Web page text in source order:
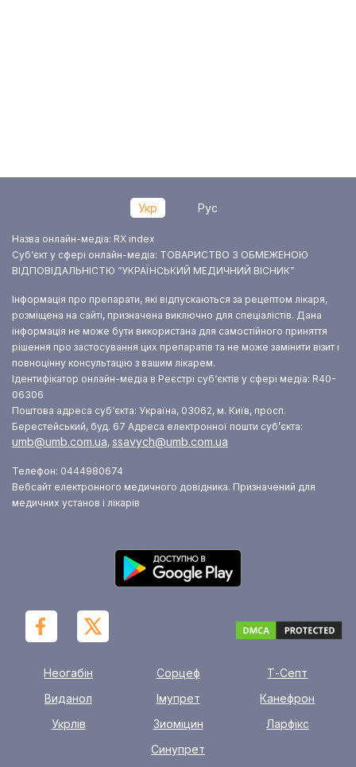
Укр Рус
Назва онлайн-медіа: RX index
Суб‘єкт у сфері онлайн-медіа: ТОВАРИСТВО З ОБМЕЖЕНОЮ
ВІДПОВІДАЛЬНІСТЮ “УКРАЇНСЬКИЙ МЕДИЧНИЙ ВІСНИК”
Інформація про препарати, які відпускаються за рецептом лікаря,
розміщена на сайті, призначена виключно для спеціалістів. Дана
інформація не може бути використана для самостійного приняття
рішення про застосування цих препаратів та не може замінити візит і
повноцінну консультацію з вашим лікарем.
Ідентифікатор онлайн-медіа в Реєстрі суб‘єктів у сфері медіа: R40-
06306
Поштова адреса суб‘єкта: Україна, 03062, м. Київ, просп.
Берестейський, буд. 67 Адреса електронної пошти суб’єкта:
umb@umb.com.ua, ssavych@umb.com.ua
Телефон: 0444980674
Вебсайт електронного медичного довідника. Призначений для
медичних установ і лікарів
Неогабін Сорцеф
Т-Септ
Виданол
Імупрет
Канефрон
Укрлів
Зиоміцин
Ларфікс
Синупрет